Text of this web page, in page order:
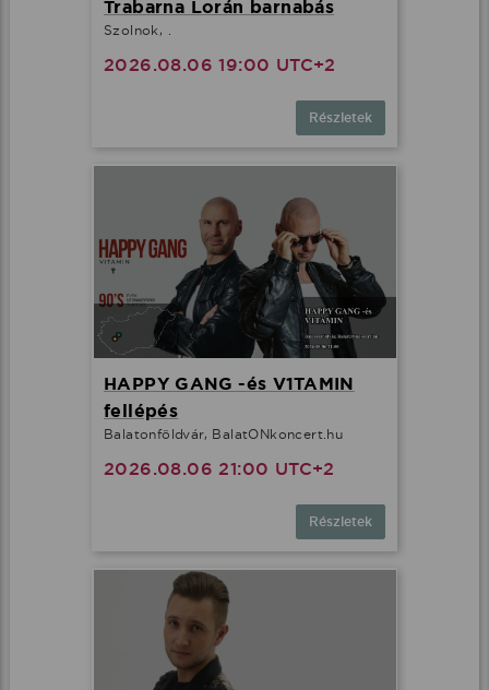
Trabarna Lorán barnabás
Szolnok, .
2026.08.06 19:00 UTC+2
Részletek
HAPPY GANG -és V1TAMIN
fellépés
Balatonföldvár, BalatONkoncert.hu
2026.08.06 21:00 UTC+2
Részletek